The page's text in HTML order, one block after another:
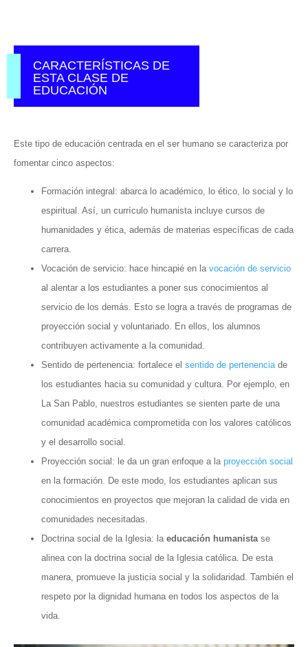
CARACTERÍSTICAS DE
ESTA CLASE DE
EDUCACIÓN
Este tipo de educación centrada en el ser humano se caracteriza por
fomentar cinco aspectos:
Formación integral: abarca lo académico, lo ético, lo social y lo
espiritual. Así, un currículo humanista incluye cursos de
humanidades y ética, además de materias específicas de cada
carrera.
Vocación de servicio: hace hincapié en la vocación de servicio
al alentar a los estudiantes a poner sus conocimientos al
servicio de los demás. Esto se logra a través de programas de
proyección social y voluntariado. En ellos, los alumnos
contribuyen activamente a la comunidad.
Sentido de pertenencia: fortalece el sentido de pertenenciade
los estudiantes hacia su comunidad y cultura. Por ejemplo, en
La San Pablo, nuestros estudiantes se sienten parte de una
comunidad académica comprometida con los valores católicos
y el desarrollo social.
Proyección social: le da un gran enfoque a la proyección social
en la formación. De este modo, los estudiantes aplican sus
conocimientos en proyectos que mejoran la calidad de vida en
comunidades necesitadas.
Doctrina social de la Iglesia: la educación humanistase
alinea con la doctrina social de la Iglesia católica. De esta
manera, promueve la justicia social y la solidaridad. También el
respeto por la dignidad humana en todos los aspectos de la
vida.